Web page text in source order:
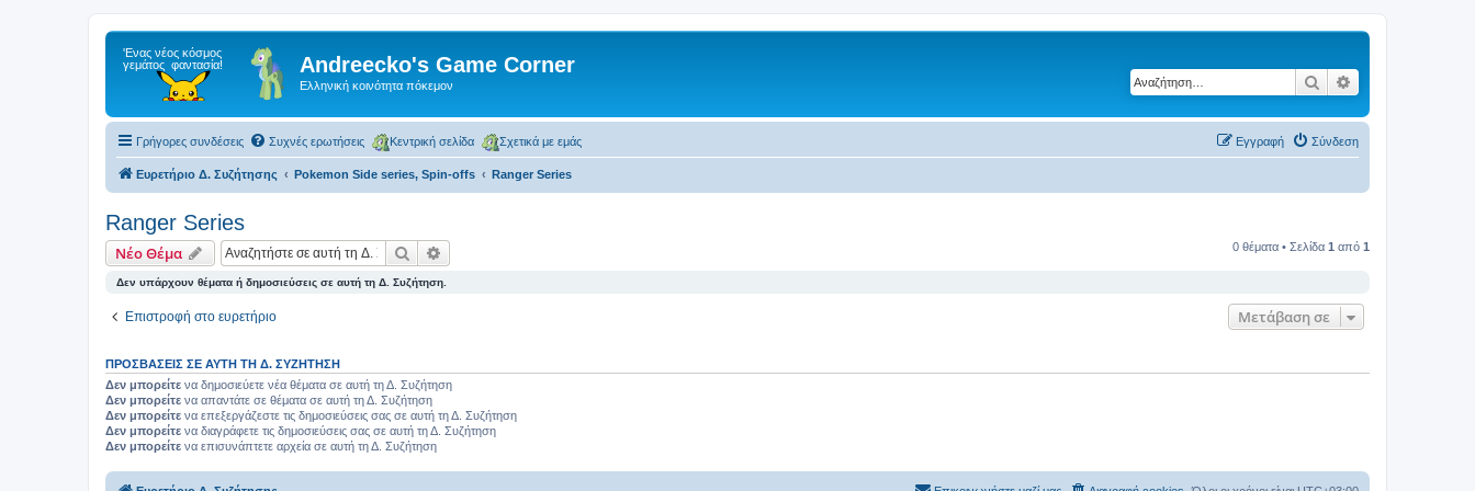
Andreecko's Game Corner
Ελληνική κοινότητα πόκεμον Αναζήτηση
Γρήγορες συνδέσεις Συχνές ερωτήσεις Κεντρική σελίδα Σχετικά με εμάς Σύνδεση
Εγγραφή
Ευρετήριο Δ. Συζήτησης Pokemon Side series, Spin-offs Ranger Series
Ranger Series
Νέο Θέμα Αναζήτηση 0 θέματα • Σελίδα 1 από 1
Δεν υπάρχουν θέματα ή δημοσιεύσεις σε αυτή τη Δ. Συζήτηση.
Επιστροφή στο ευρετήριο Μετάβαση σε
ΠΡΟΣΒΆΣΕΙΣ ΣΕ ΑΥΤΉ ΤΗ Δ. ΣΥΖΉΤΗΣΗ
Δεν μπορείτε να δημοσιεύετε νέα θέματα σε αυτή τη Δ. Συζήτηση
Δεν μπορείτε να απαντάτε σε θέματα σε αυτή τη Δ. Συζήτηση
Δεν μπορείτε να επεξεργάζεστε τις δημοσιεύσεις σας σε αυτή τη Δ. Συζήτηση
Δεν μπορείτε να διαγράφετε τις δημοσιεύσεις σας σε αυτή τη Δ. Συζήτηση
Δεν μπορείτε να επισυνάπτετε αρχεία σε αυτή τη Δ. Συζήτηση